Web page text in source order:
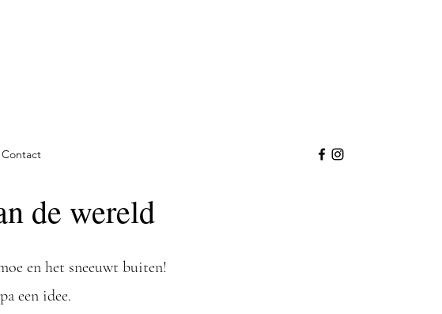
Contact
de wereld
en het sneeuwt buiten!
een idee.